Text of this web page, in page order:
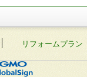
リフォームプラン